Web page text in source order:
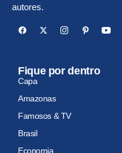
autores.
Fique por dentro
Capa
Amazonas
Famosos & TV
Brasil
Economia